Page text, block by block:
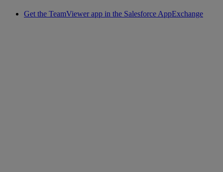
Get the TeamViewer app in the Salesforce AppExchange